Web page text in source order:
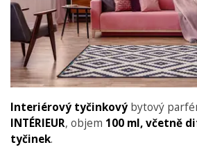
Interiérový tyčinkový bytový
INTÉRIEUR, objem 100 ml,včetně
tyčinek.